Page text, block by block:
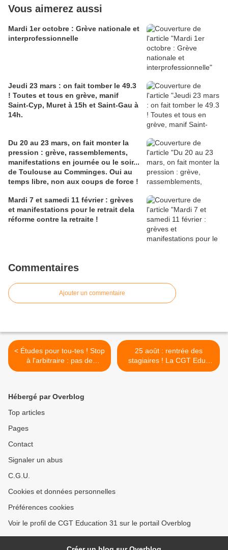
Vous aimerez aussi
Mardi 1er octobre : Grève nationale et
interprofessionnelle
Jeudi 23 mars : on fait tomber le 49.3
! Toutes et tous en grève, manif
Saint-Cyp, Muret à 15h et Saint-Gau à
14h.
Du 20 au 23 mars, on fait monter la
pression : grève, rassemblements,
manifestations en journée ou le soir...
de Toulouse au Comminges. Oui au
temps libre, non aux coups de force !
Mardi 7 et samedi 11 février : grèves
et manifestations pour le retrait dela
réforme contre la retraite !
Commentaires
Ajouter un commentaire
< Études pour tou-tes ! Stop
à l'arbitraire : pas de
chasse aux lycéen-nes !
25 août : rentrée des
stagiaires ! La CGT Educ
sera là pour vous soutenir.
Hébergé par Overblog
Top articles
Pages
Contact
Signaler un abus
C.G.U.
Cookies et données personnelles
Préférences cookies
Voir le profil de CGT Education 31 sur le portail Overblog